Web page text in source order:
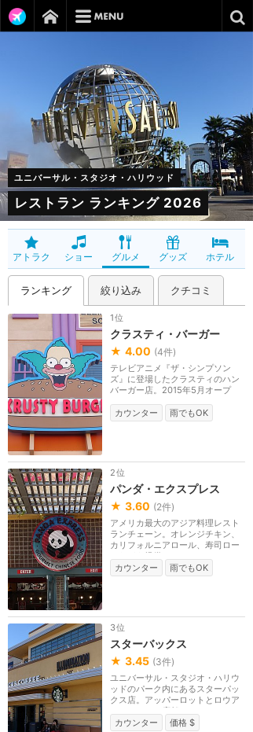
ユニバーサル・スタジオ・ハリウッド
レストラン ランキング 2026
アトラク ショー グルメ グッズ ホテル
ランキング 絞り込み クチコミ
1位
クラスティ・バーガー
★ 4.00 (4件)
テレビアニメ『ザ・シンプソン
ズ』に登場したクラスティのハン
バーガー店。2015年5月オープ
カウンター
雨でもOK
2位
パンダ・エクスプレス
★ 3.60 (2件)
アメリカ最大のアジア料理レスト
ランチェーン。オレンジチキン、
カリフォルニアロール、寿司ロー
ルなどを提供。
カウンター
雨でもOK
3位
スターバックス
★ 3.45 (3件)
ユニバーサル・スタジオ・ハリウ
ッドのパーク内にあるスターパッ
クス店。アッパーロットとロウア
ーアットに１店舗...
カウンター
価格 $